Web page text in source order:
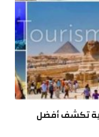
تكشف أفضل